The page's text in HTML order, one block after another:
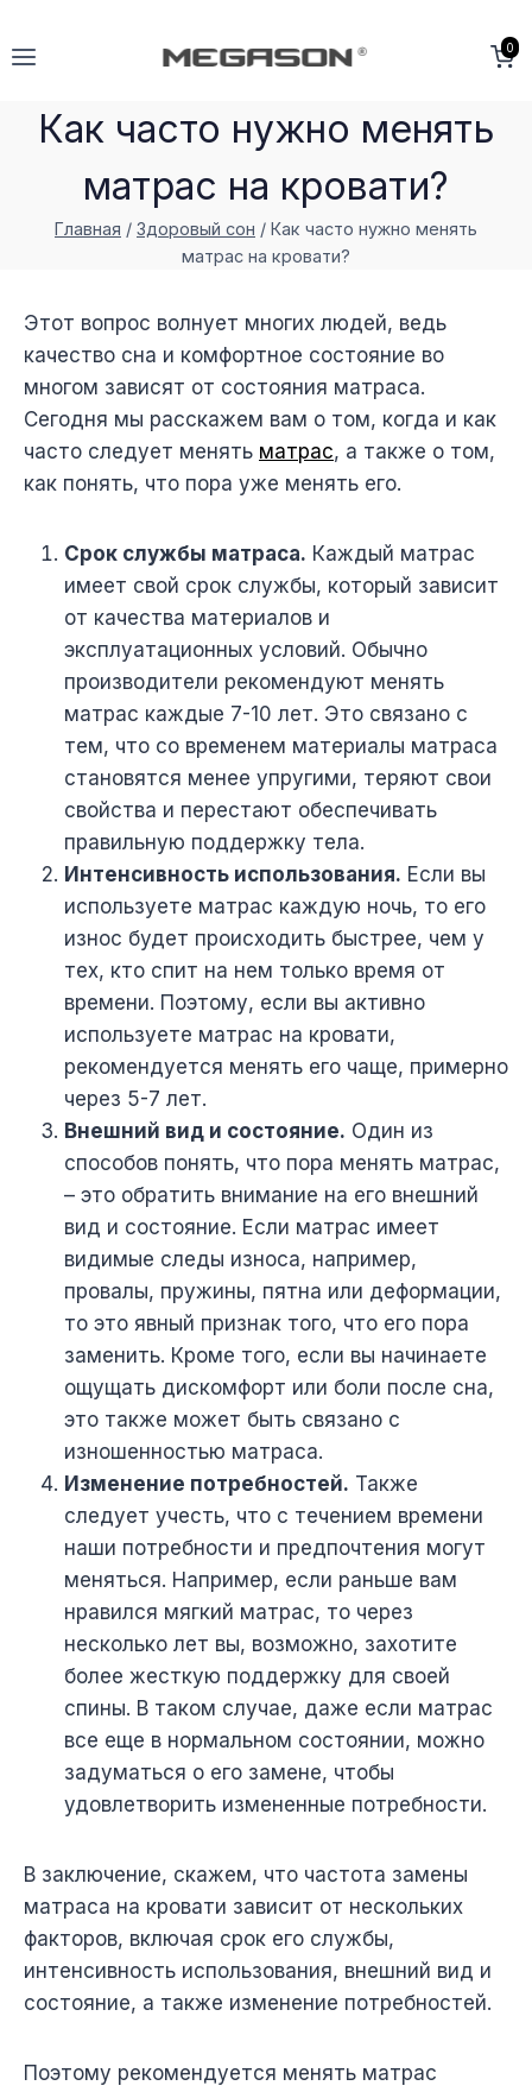
0
Как часто нужно менять
матрас на кровати?
Главная / Здоровый сон / Как часто нужно менять
матрас на кровати?
Этот вопрос волнует многих людей, ведь
качество сна и комфортное состояние во
многом зависят от состояния матраса.
Сегодня мы расскажем вам о том, когда и как
часто следует менять матрас, а также о том,
как понять, что пора уже менять его.
Срок службы матраса. Каждый матрас
имеет свой срок службы, который зависит
от качества материалов и
эксплуатационных условий. Обычно
производители рекомендуют менять
матрас каждые 7-10 лет. Это связано с
тем, что со временем материалы матраса
становятся менее упругими, теряют свои
свойства и перестают обеспечивать
правильную поддержку тела.
Интенсивность использования. Если вы
используете матрас каждую ночь, то его
износ будет происходить быстрее, чем у
тех, кто спит на нем только время от
времени. Поэтому, если вы активно
используете матрас на кровати,
рекомендуется менять его чаще, примерно
через 5-7 лет.
Внешний вид и состояние. Один из
способов понять, что пора менять матрас,
– это обратить внимание на его внешний
вид и состояние. Если матрас имеет
видимые следы износа, например,
провалы, пружины, пятна или деформации,
то это явный признак того, что его пора
заменить. Кроме того, если вы начинаете
ощущать дискомфорт или боли после сна,
это также может быть связано с
изношенностью матраса.
Изменение потребностей. Также
следует учесть, что с течением времени
наши потребности и предпочтения могут
меняться. Например, если раньше вам
нравился мягкий матрас, то через
несколько лет вы, возможно, захотите
более жесткую поддержку для своей
спины. В таком случае, даже если матрас
все еще в нормальном состоянии, можно
задуматься о его замене, чтобы
удовлетворить измененные потребности.
В заключение, скажем, что частота замены
матраса на кровати зависит от нескольких
факторов, включая срок его службы,
интенсивность использования, внешний вид и
состояние, а также изменение потребностей.
Поэтому рекомендуется менять матрас